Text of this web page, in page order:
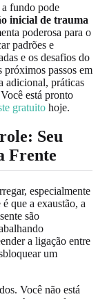
a fundo pode
inicial de trauma
poderosa para o
padrões e
e os desafios do
próximos passos em
adicional, práticas
está pronto
gratuito hoje.
Seu
Frente
especialmente
que a exaustão, a
são
a ligação entre
um
Você não está